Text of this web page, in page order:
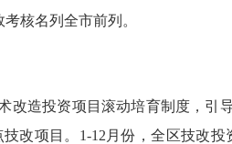
核名列全市前列。
造投资项目滚动培育制度，引
改项目。1-12月份，全区技改